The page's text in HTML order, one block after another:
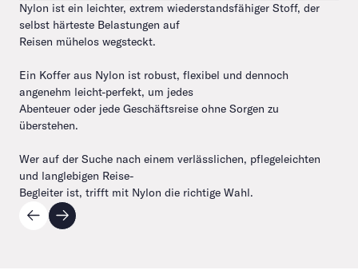
Nylon ist ein leichter, extrem wiederstandsfähiger Stoff, der
selbst härteste Belastungen auf
Reisen mühelos wegsteckt.
Ein Koffer aus Nylon ist robust, flexibel und dennoch
angenehm leicht-perfekt, um jedes
Abenteuer oder jede Geschäftsreise ohne Sorgen zu
überstehen.
Wer auf der Suche nach einem verlässlichen, pflegeleichten
und langlebigen Reise-
Begleiter ist, trifft mit Nylon die richtige Wahl.